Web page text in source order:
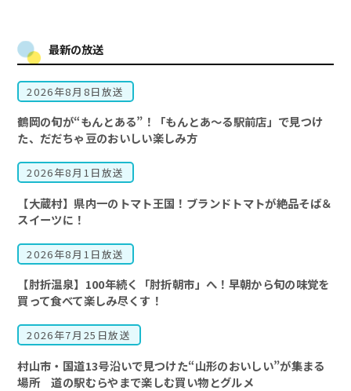
最新の放送
2026年8月8日放送
鶴岡の旬が“もんとある”！「もんとあ～る駅前店」で見つけ
た、だだちゃ豆のおいしい楽しみ方
2026年8月1日放送
【大蔵村】県内一のトマト王国！ブランドトマトが絶品そば＆
スイーツに！
2026年8月1日放送
【肘折温泉】100年続く「肘折朝市」へ！早朝から旬の味覚を
買って食べて楽しみ尽くす！
2026年7月25日放送
村山市・国道13号沿いで見つけた“山形のおいしい”が集まる
場所 道の駅むらやまで楽しむ買い物とグルメ